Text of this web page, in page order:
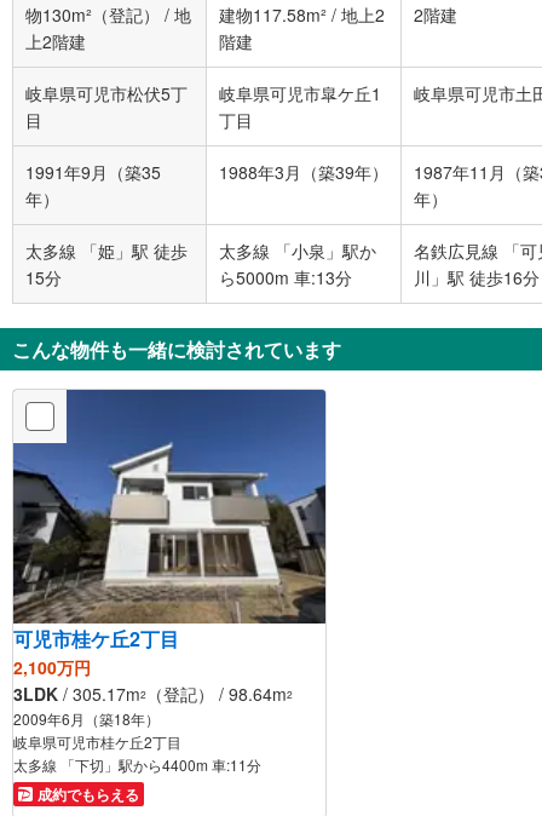
物130m²（登記） / 地
上2階建
建物117.58m² / 地上2
階建
2階建
岐阜県可児市松伏5丁
目
岐阜県可児市皐ケ丘1
丁目
岐阜県可児市土
1991年9月（築35
年）
1988年3月（築39年）
1987年11月（
年）
太多線 「姫」駅 徒歩
15分
太多線 「小泉」駅か
ら5000m 車:13分
名鉄広見線 「可
川」駅 徒歩16分
こんな物件も一緒に検討されています
可児市桂ケ丘2丁目
2,100万円
3LDK / 305.17m2 （登記） / 98.64m2
2009年6月（築18年）
岐阜県可児市桂ケ丘2丁目
太多線 「下切」駅から4400m 車:11分
成約でもらえる